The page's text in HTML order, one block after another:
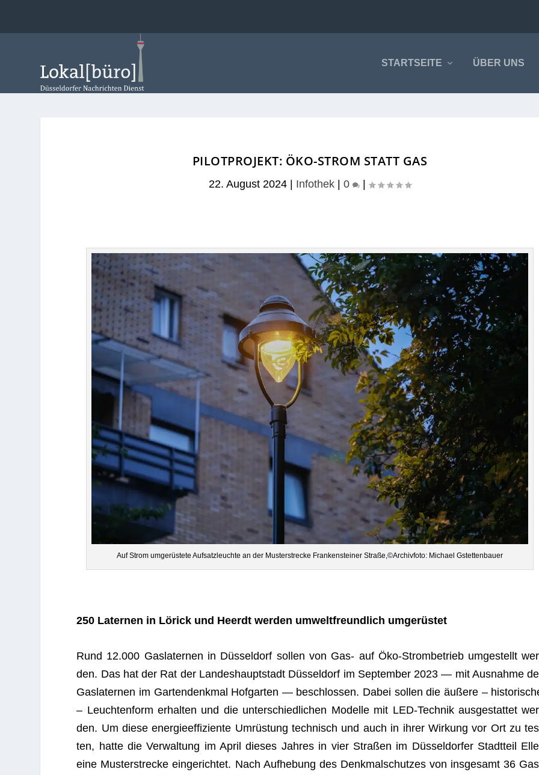
STARTSEITE ÜBER UNS
PILOTPROJEKT: ÖKO-STROM STATT GAS
22. August 2024| Infothek| 0 |
Auf Strom umge­rüs­tete Auf­satz­leuchte an der Mus­ter­stre­cke Fran­ken­stei­ner Straße,©Archivfoto: Michael Gstettenbauer
250 Later­nen in Lörick und Heerdt wer­den umwelt­freund­lich umgerüstet
Rund 12.000 Gas­la­ter­nen in Düs­sel­dorf sol­len von Gas- auf Öko-Strom­be­trieb umge­stellt
den. Das hat der Rat der Lan­des­haupt­stadt Düs­sel­dorf im Sep­tem­ber 2023 — mit Aus­nahme
Gas­la­ter­nen im Gar­ten­denk­mal Hof­gar­ten — beschlos­sen. Dabei sol­len die äußere –
– Leuch­ten­form erhal­ten und die unter­schied­li­chen Modelle mit LED-Tech­nik aus­ge­stat­tet
den. Um diese ener­gie­ef­fi­zi­ente Umrüs­tung tech­nisch und auch in ihrer Wir­kung vor Ort zu
ten, hatte die Ver­wal­tung im April die­ses Jah­res in vier Stra­ßen im Düs­sel­dor­fer Stadt­teil
eine Mus­ter­stre­cke ein­ge­rich­tet. Nach Auf­he­bung des Denk­mal­schut­zes von ins­ge­samt 36